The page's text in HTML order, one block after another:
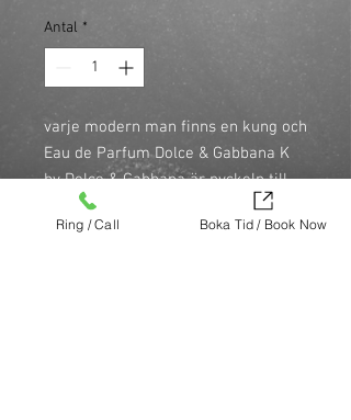
Antal *
varje modern man finns en kung och
Eau de Parfum Dolce & Gabbana K
by Dolce & Gabbana är nyckeln till
hans hjärta. Denna magnetiska doft
förkroppsligar en man som väljer
Ring / Call Boka Tid / Book Now